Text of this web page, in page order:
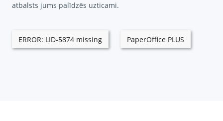
atbalsts jums palīdzēs uzticami.
ERROR: LID-5874 missing PaperOffice PLUS